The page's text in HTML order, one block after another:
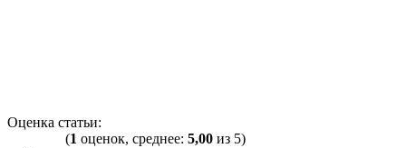
Оценка статьи:
(1 оценок, среднее: 5,00 из 5)